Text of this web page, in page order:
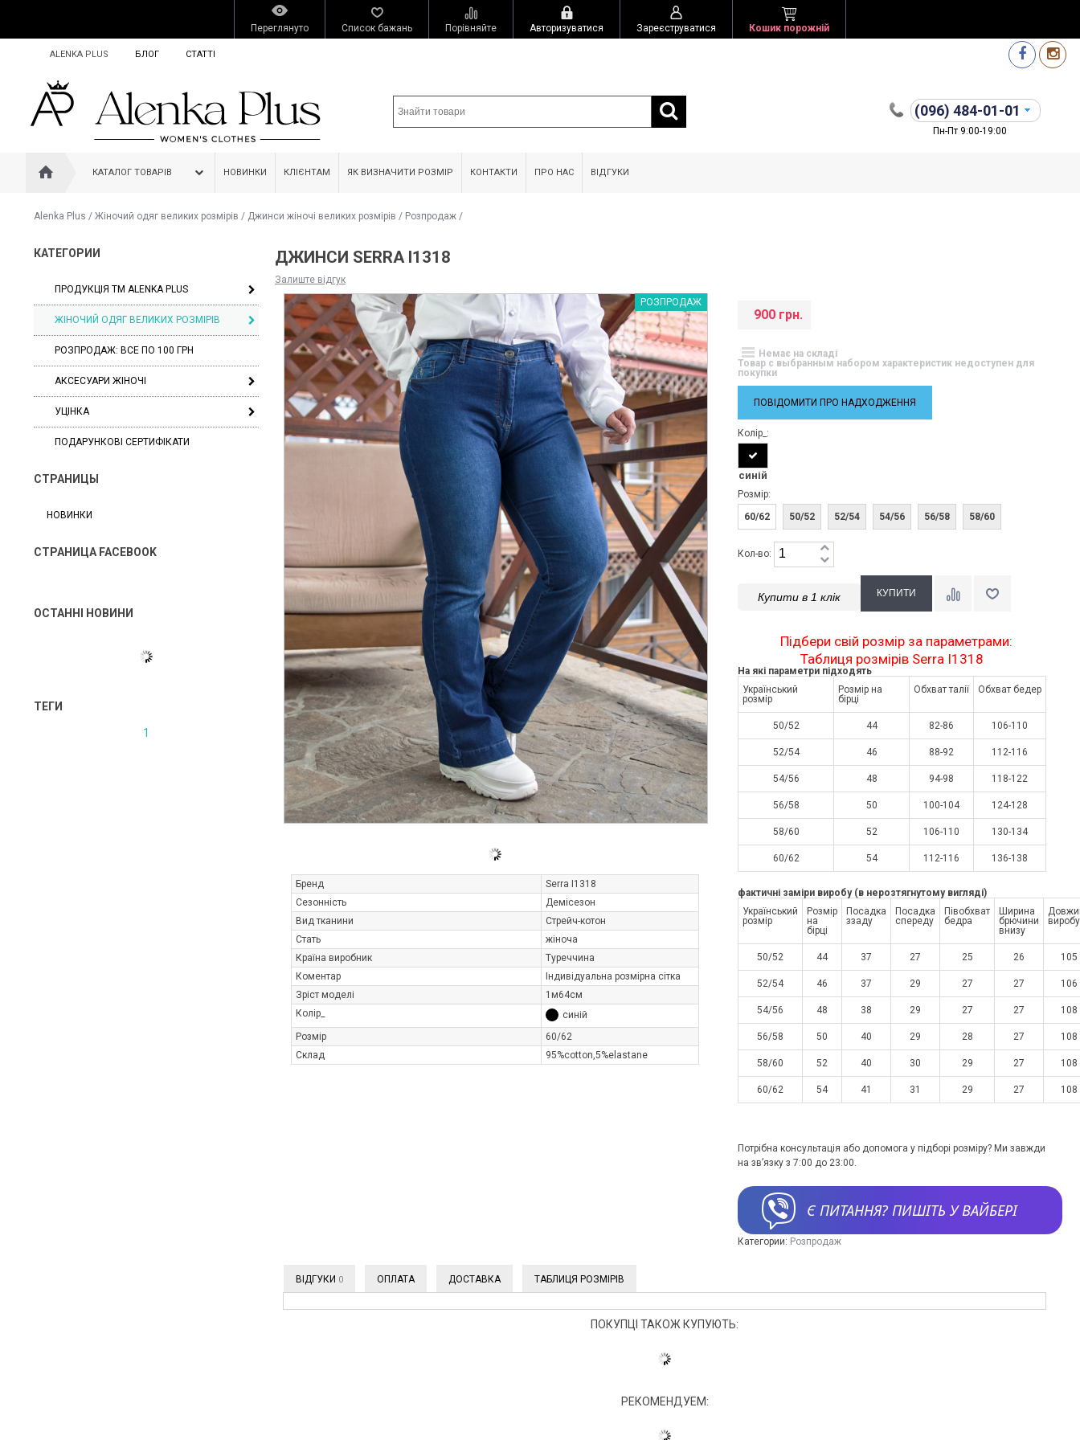
Переглянуто Список бажань Порівняйте Авторизуватися Зареєструватися Кошик порожній
ALENKA PLUS БЛОГ СТАТТІ
(096) 484-01-01
Пн-Пт 9:00-19:00
КАТАЛОГ ТОВАРІВ НОВИНКИ КЛІЄНТАМ ЯК ВИЗНАЧИТИ РОЗМІР КОНТАКТИ ПРО НАС ВІДГУКИ
Alenka Plus / Жіночий одяг великих розмірів / Джинси жіночі великих розмірів / Розпродаж /
КАТЕГОРИИ
ПРОДУКЦІЯ ТМ ALENKA PLUS
ЖІНОЧИЙ ОДЯГ ВЕЛИКИХ РОЗМІРІВ
РОЗПРОДАЖ: ВСЕ ПО 100 ГРН
АКСЕСУАРИ ЖІНОЧІ
УЦІНКА
ПОДАРУНКОВІ СЕРТИФІКАТИ
СТРАНИЦЫ
НОВИНКИ
СТРАНИЦА FACEBOOK
ОСТАННІ НОВИНИ
ТЕГИ
1
ДЖИНСИ SERRA I1318
Залиште відгук
РОЗПРОДАЖ
Бренд
Serra I1318
Сезонність
Демісезон
Вид тканини
Стрейч-котон
Стать
жіноча
Країна виробник
Туреччина
Коментар
Індивідуальна розмірна сітка
Зріст моделі
1м64см
Колір_
синій
Розмір
60/62
Склад
95%cotton,5%elastane
900 грн.
Немає на складі
Товар с выбранным набором характеристик недоступен для
покупки
ПОВІДОМИТИ ПРО НАДХОДЖЕННЯ
Колір_:
синій
Розмір:
60/62
50/52 52/54 54/56 56/58 58/60
Кол-во:
Купити в 1 клік
Підбери свій розмір за параметрами:
Таблиця розмірів Serra I1318
На які параметри підходять
Український
розмір
Розмір на
бірці
Обхват талії Обхват бедер
50/52 44 82-86 106-110
52/54 46 88-92 112-116
54/56 48 94-98 118-122
56/58 50 100-104 124-128
58/60 52 106-110 130-134
60/62 54 112-116 136-138
фактичні заміри виробу (в нерозтягнутому вигляді)
Український
розмір
Розмір
на
бірці
Посадка
ззаду
Посадка
спереду
Півобхват
бедра
Ширина
брючини
внизу
виробу
50/52 44 37 27 25 26 105
52/54 46 37 29 27 27 106
54/56 48 38 29 27 27 108
56/58 50 40 29 28 27 108
58/60 52 40 30 29 27 108
60/62 54 41 31 29 27 108
Потрібна консультація або допомога у підборі розміру? Ми завжди
на зв’язку з 7:00 до 23:00.
Є ПИТАННЯ? ПИШІТЬ У ВАЙБЕРІ
Категории: Розпродаж
ВІДГУКИ 0 ОПЛАТА ДОСТАВКА ТАБЛИЦЯ РОЗМІРІВ
ПОКУПЦІ ТАКОЖ КУПУЮТЬ:
РЕКОМЕНДУЕМ: